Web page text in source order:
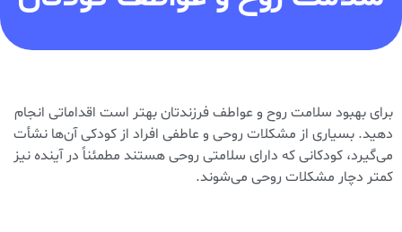
برای بهبود سلامت روح و عواطف فرزندتان بهتر است اقداماتی انجام
دهید. بسیاری از مشکلات روحی و عاطفی افراد از کودکی آن‌ها نشأت
می‌گیرد، کودکانی که دارای سلامتی روحی هستند مطمئناً در آینده نیز
کمتر دچار مشکلات روحی می‌شوند.